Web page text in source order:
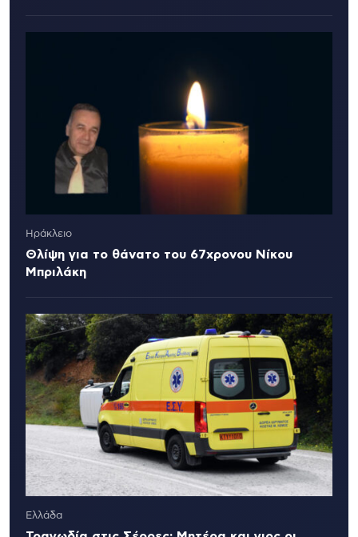
Ηράκλειο
Θλίψη για το θάνατο του 67χρονου Νίκου
Μπριλάκη
Ελλάδα